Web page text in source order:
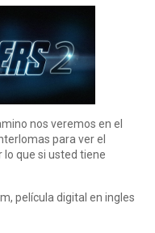
nos veremos en el
para ver el
lo que si usted tiene
película digital en ingles